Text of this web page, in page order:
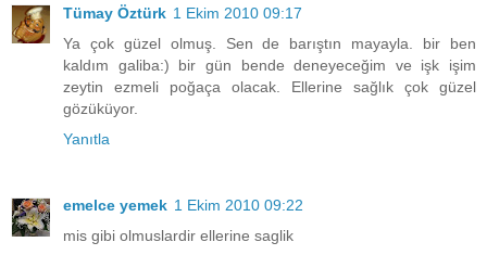
Tümay Öztürk 1 Ekim 2010 09:17
Ya çok güzel olmuş. Sen de barıştın mayayla. bir ben
kaldım galiba:) bir gün bende deneyeceğim ve işk işim
zeytin ezmeli poğaça olacak. Ellerine sağlık çok güzel
gözüküyor.
Yanıtla
emelce yemek 1 Ekim 2010 09:22
mis gibi olmuslardir ellerine saglik